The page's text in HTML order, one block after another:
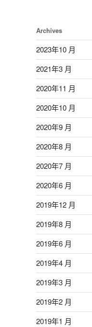
Archives
2023年10 月
2021年3 月
2020年11 月
2020年10 月
2020年9 月
2020年8 月
2020年7 月
2020年6 月
2019年12 月
2019年8 月
2019年6 月
2019年4 月
2019年3 月
2019年2 月
2019年1 月